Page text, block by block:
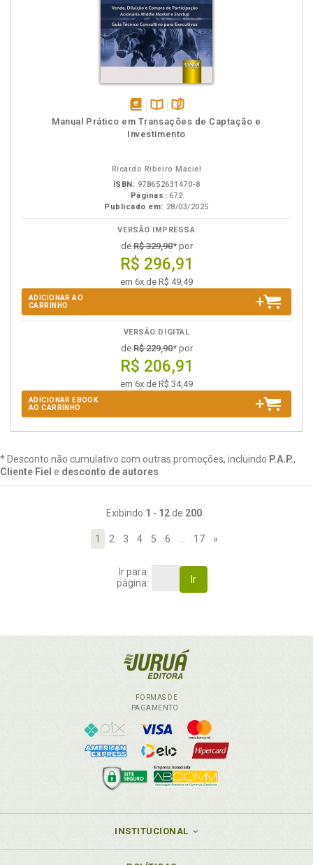
disponível
em
Disponível
na
páginas
Manual Prático em Transações de Captação e
Investimento
Ricardo Ribeiro Maciel
ISBN: 978652631470-8
Páginas: 672
Publicado em: 28/03/2025
VERSÃO IMPRESSA
deR$ 329,90* por
R$ 296,91
em 6x de R$ 49,49
ADICIONAR AO
CARRINHO
VERSÃO DIGITAL
deR$ 229,90* por
R$ 206,91
em 6x de R$ 34,49
ADICIONAR EBOOK
AO CARRINHO
* Desconto não cumulativo com outras promoções, incluindo P.A.P.,
Cliente Fiel e desconto de autores
Exibindo 1 - 12de 200
1 2 3 4 5 6 17 »
Ir para
página:
Ir
FORMAS DE
PAGAMENTO
INSTITUCIONAL